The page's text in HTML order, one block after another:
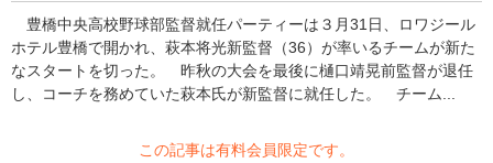
豊橋中央高校野球部監督就任パーティーは３月31日、ロワジール
ホテル豊橋で開かれ、萩本将光新監督（36）が率いるチームが新た
なスタートを切った。 昨秋の大会を最後に樋口靖晃前監督が退任
し、コーチを務めていた萩本氏が新監督に就任した。 チーム...
この記事は有料会員限定です。